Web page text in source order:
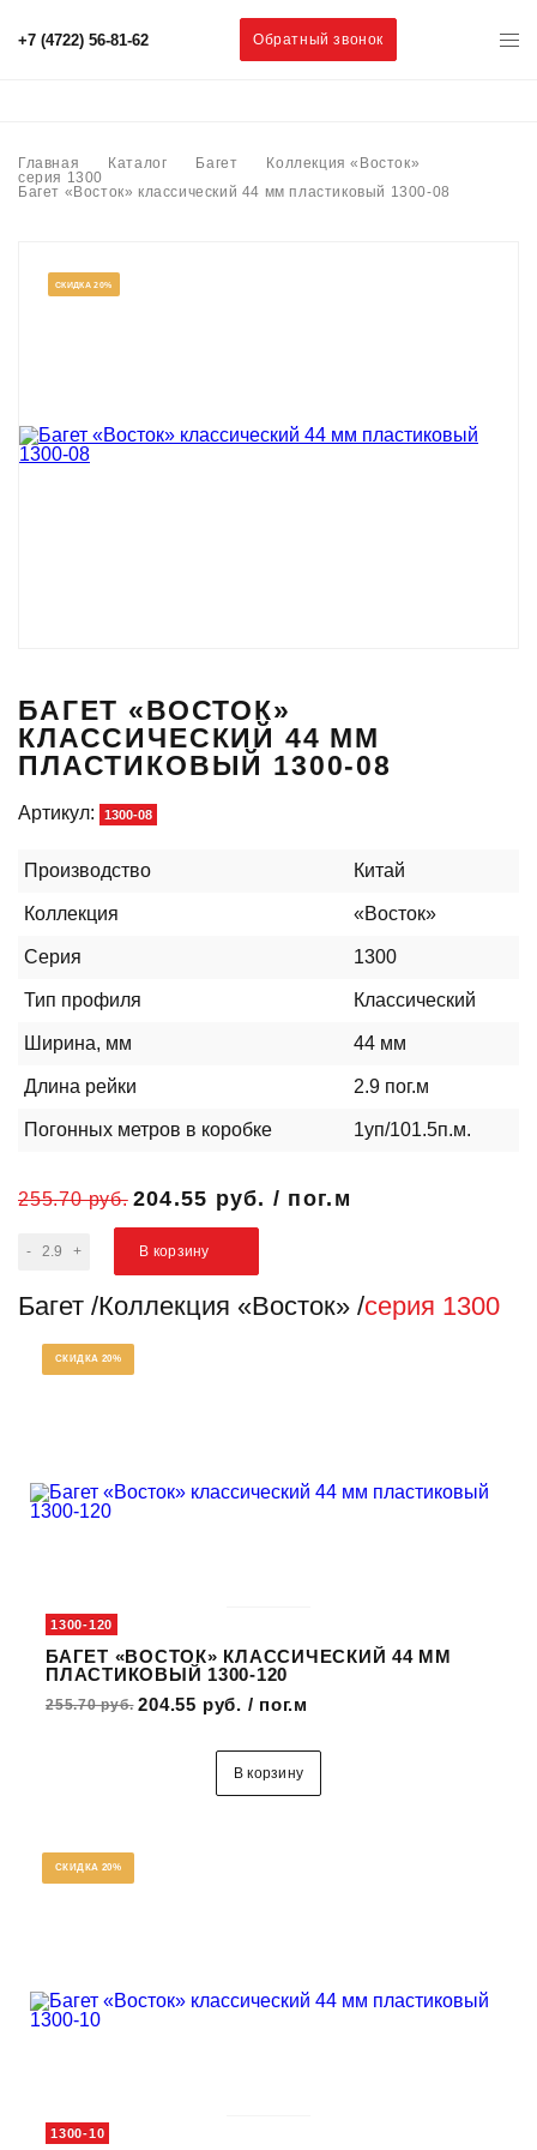
+7 (4722) 56-81-62 Обратный звонок
Главная Каталог Багет
Коллекция «Восток»
серия 1300
Багет «Восток» классический 44 мм пластиковый 1300-08
СКИДКА 20%
БАГЕТ «ВОСТОК»
КЛАССИЧЕСКИЙ 44 ММ
ПЛАСТИКОВЫЙ 1300-08
Артикул: 1300-08
Производство Китай
Коллекция «Восток»
Серия 1300
Тип профиля Классический
Ширина, мм 44 мм
Длина рейки 2.9 пог.м
Погонных метров в коробке 1уп/101.5п.м.
255.70 руб. 204.55 руб. / пог.м
- + В корзину
Багет Коллекция «Восток» серия 1300
СКИДКА 20%
1300-120
БАГЕТ «ВОСТОК» КЛАССИЧЕСКИЙ 44 ММ
ПЛАСТИКОВЫЙ 1300-120
255.70 руб. 204.55 руб. / пог.м
В корзину
СКИДКА 20%
1300-10